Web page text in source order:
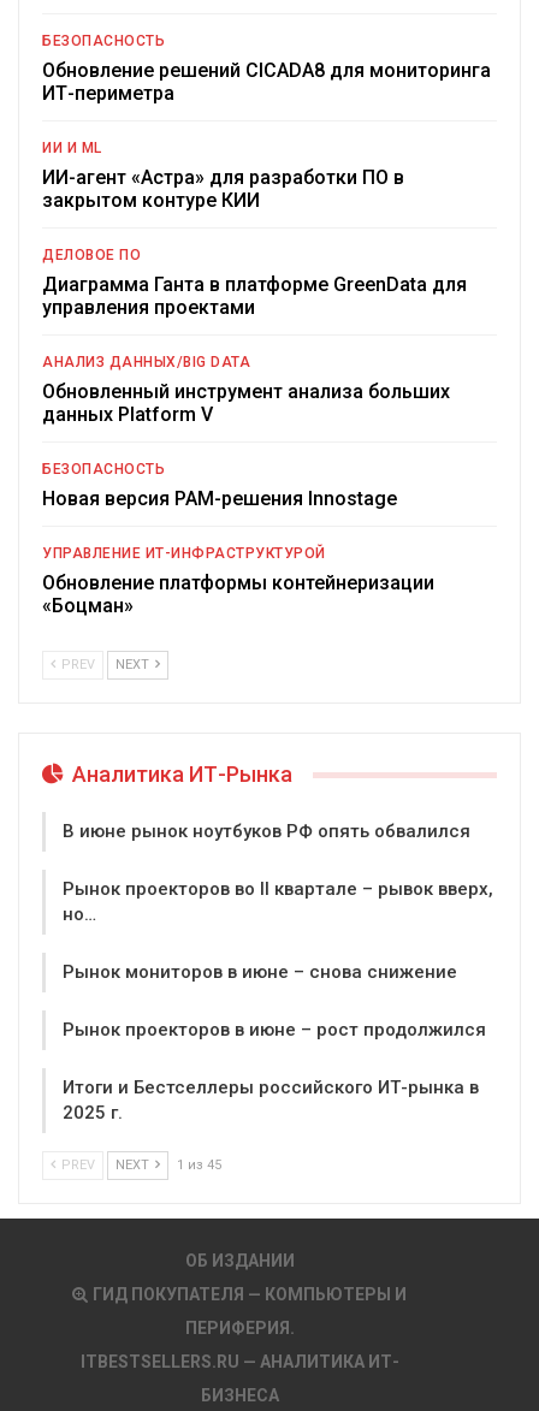
БЕЗОПАСНОСТЬ
Обновление решений CICADA8 для мониторинга
ИТ-периметра
ИИ И ML
ИИ-агент «Астра» для разработки ПО в
закрытом контуре КИИ
ДЕЛОВОЕ ПО
Диаграмма Ганта в платформе GreenData для
управления проектами
АНАЛИЗ ДАННЫХ/BIG DATA
Обновленный инструмент анализа больших
данных Platform V
БЕЗОПАСНОСТЬ
Новая версия PAM-решения Innostage
УПРАВЛЕНИЕ ИТ-ИНФРАСТРУКТУРОЙ
Обновление платформы контейнеризации
«Боцман»
PREV NEXT
Аналитика ИТ-Рынка
В июне рынок ноутбуков РФ опять обвалился
Рынок проекторов во II квартале – рывок вверх,
но…
Рынок мониторов в июне – снова снижение
Рынок проекторов в июне – рост продолжился
Итоги и Бестселлеры российского ИТ-рынка в
2025 г.
PREV NEXT 1 из 45
ОБ ИЗДАНИИ
ГИД ПОКУПАТЕЛЯ — КОМПЬЮТЕРЫ И
ПЕРИФЕРИЯ.
ITBESTSELLERS.RU — АНАЛИТИКА ИТ-
БИЗНЕСА